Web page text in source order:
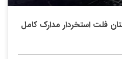
فلت استخردار مدارک کامل